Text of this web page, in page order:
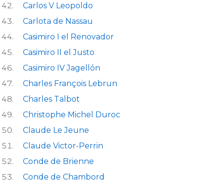
Carlos V Leopoldo
Carlota de Nassau
Casimiro I el Renovador
Casimiro II el Justo
Casimiro IV Jagellón
Charles François Lebrun
Charles Talbot
Christophe Michel Duroc
Claude Le Jeune
Claude Victor-Perrin
Conde de Brienne
Conde de Chambord